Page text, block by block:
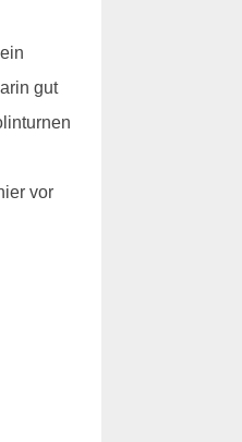
gut
vor